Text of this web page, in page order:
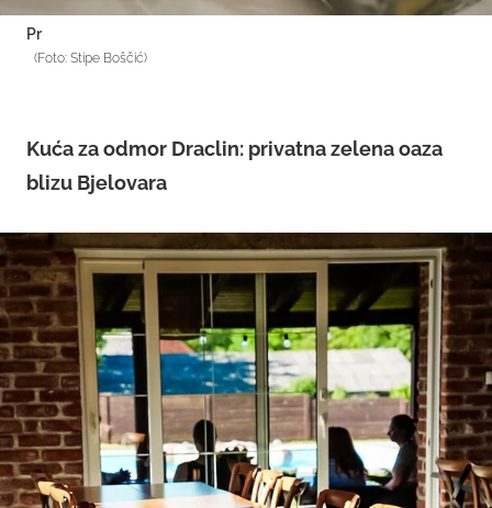
Pr
(Foto: Stipe Boščić)
Kuća za odmor Draclin: privatna zelena oaza
blizu Bjelovara